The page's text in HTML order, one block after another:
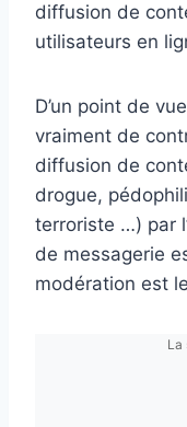
diffusion de
utilisateurs en
D’un point de
vraiment de
diffusion de
drogue,
terroriste …) par
de messagerie
modération est
La